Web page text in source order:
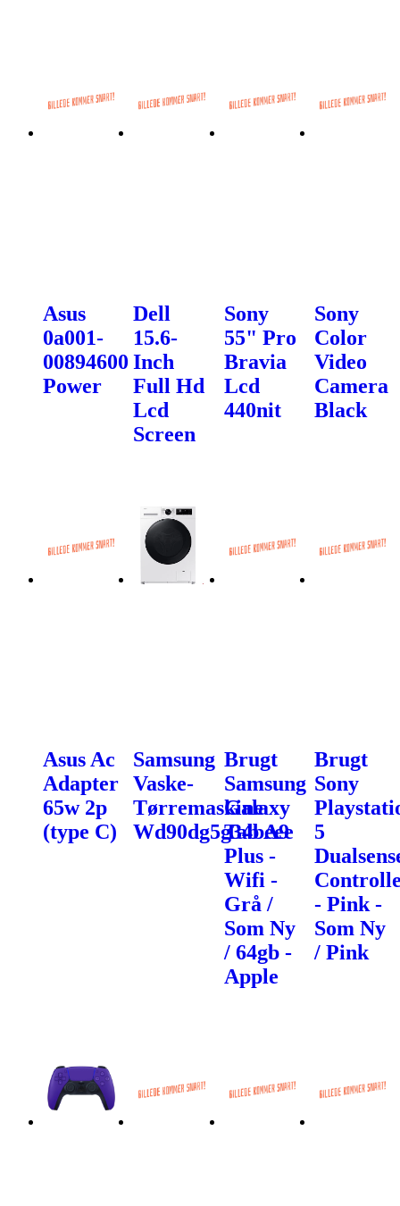
Asus
0a001-
00894600
Power
Dell
15.6-
Inch
Full Hd
Lcd
Screen
Sony
55" Pro
Bravia
Lcd
440nit
Sony
Color
Video
Camera
Black
Asus Ac
Adapter
65w 2p
(type C)
Samsung
Vaske-
Tørremaskine
Wd90dg5g34beee
Brugt
Samsung
Galaxy
Tab A9
Plus -
Wifi -
Grå /
Som Ny
/ 64gb -
Apple
Brugt
Sony
5
- Pink -
Som Ny
/ Pink